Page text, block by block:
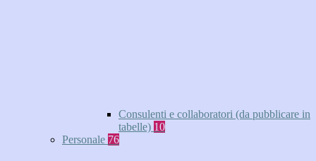
Consulenti e collaboratori (da pubblicare in
tabelle) 10
Personale 76